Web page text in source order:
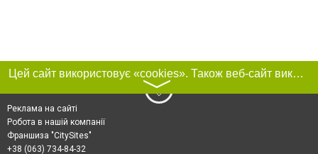
Цей сайт використовує «cookies». Також веб-сайт використовує інтернет-сервіс для збору технічних даних стосовно відвідувачів з метою отримання маркетингової та статистичної інформації. Умови обробки даних відвідувачів сайту див.
〉
Реклама на сайті
Робота в нашій компанії
Франшиза "CitySites"
+38 (063) 734-84-32